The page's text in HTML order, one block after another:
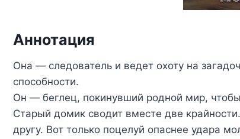
Аннотация
Она — следователь и ведет охоту на
способности.
Он — беглец, покинувший родной мир,
Старый домик сводит вместе две
другу. Вот только поцелуй опаснее удара